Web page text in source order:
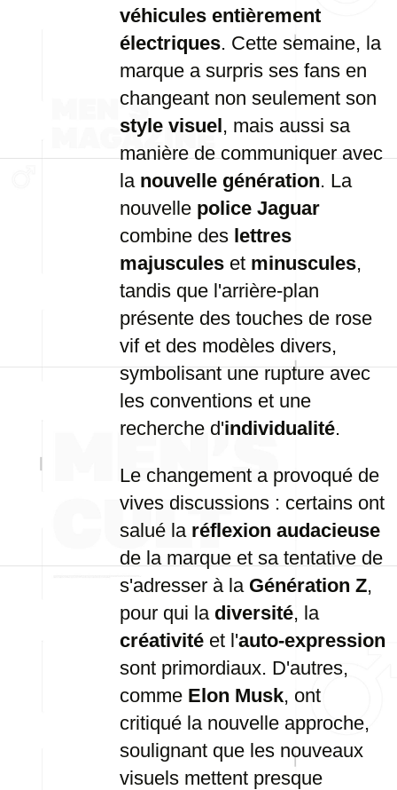
véhicules entièrement
électriques. Cette semaine, la
marque a surpris ses fans en
changeant non seulement son
style visuel, mais aussi sa
manière de communiquer avec
la nouvelle génération. La
nouvelle police Jaguar
combine des lettres
majuscules et minuscules,
tandis que l'arrière-plan
présente des touches de rose
vif et des modèles divers,
symbolisant une rupture avec
les conventions et une
recherche d'individualité.
Le changement a provoqué de
vives discussions : certains ont
salué la réflexion audacieuse
de la marque et sa tentative de
s'adresser à la Génération Z,
pour qui la diversité, la
créativité et l'auto-expression
sont primordiaux. D'autres,
comme Elon Musk, ont
critiqué la nouvelle approche,
soulignant que les nouveaux
visuels mettent presque